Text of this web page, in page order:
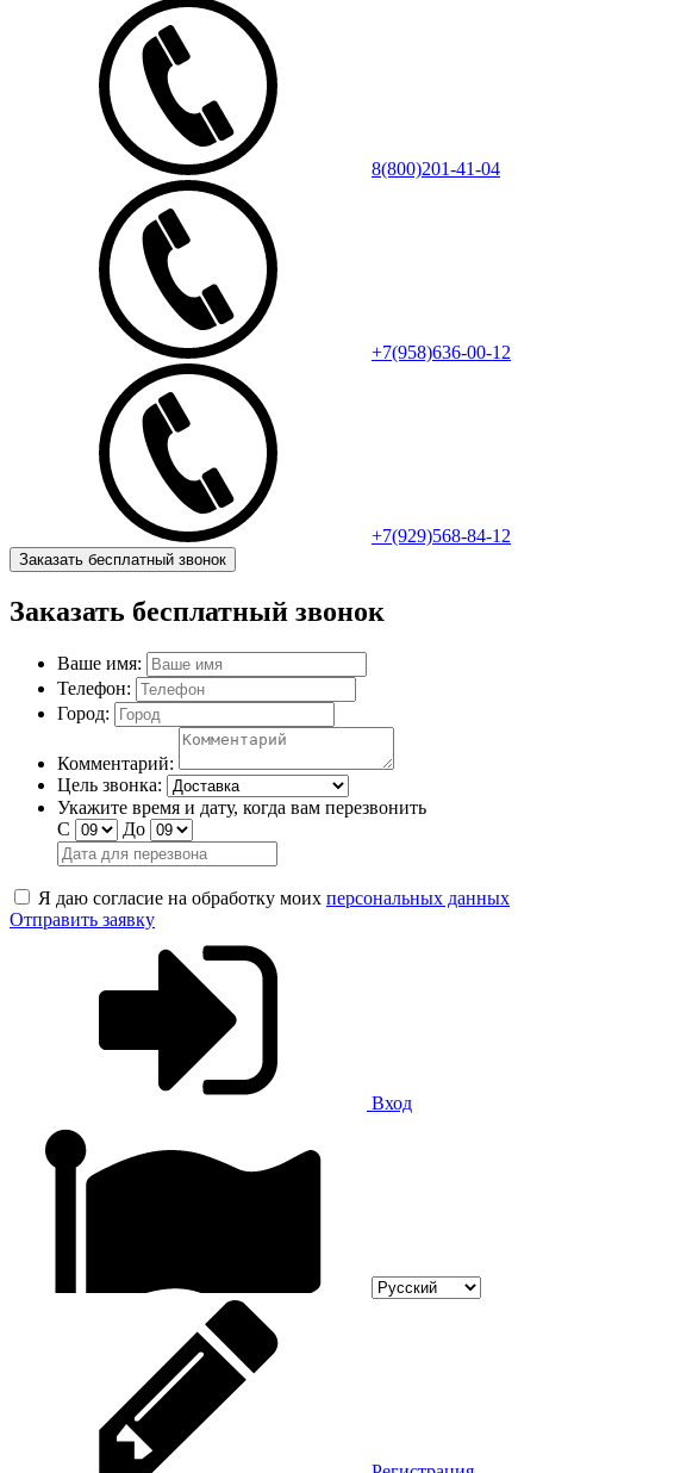
8(800)201-41-04
+7(958)636-00-12
+7(929)568-84-12
Заказать бесплатный звонок
Заказать бесплатный звонок
Ваше имя:
Телефон:
Город:
Комментарий:
Цель звонка:
Укажите время и дату, когда вам перезвонить
С
До
Я даю согласие на обработку моих персональных данных
Отправить заявку
Вход